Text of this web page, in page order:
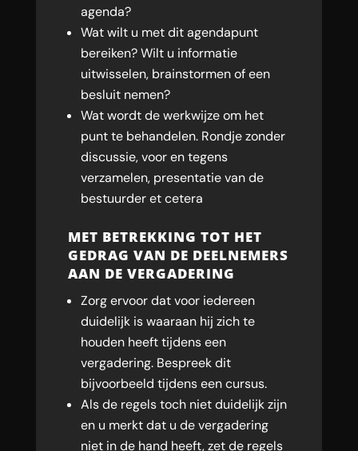
agenda?
Wat wilt u met dit agendapunt
bereiken? Wilt u informatie
uitwisselen, brainstormen of een
besluit nemen?
Wat wordt de werkwijze om het
punt te behandelen. Rondje zonder
discussie, voor en tegens
verzamelen, presentatie van de
bestuurder et cetera
MET BETREKKING TOT HET
GEDRAG VAN DE DEELNEMERS
AAN DE VERGADERING
Zorg ervoor dat voor iedereen
duidelijk is waaraan hij zich te
houden heeft tijdens een
vergadering. Bespreek dit
bijvoorbeeld tijdens een cursus.
Als de regels toch niet duidelijk zijn
en u merkt dat u de vergadering
niet in de hand heeft, zet de regels